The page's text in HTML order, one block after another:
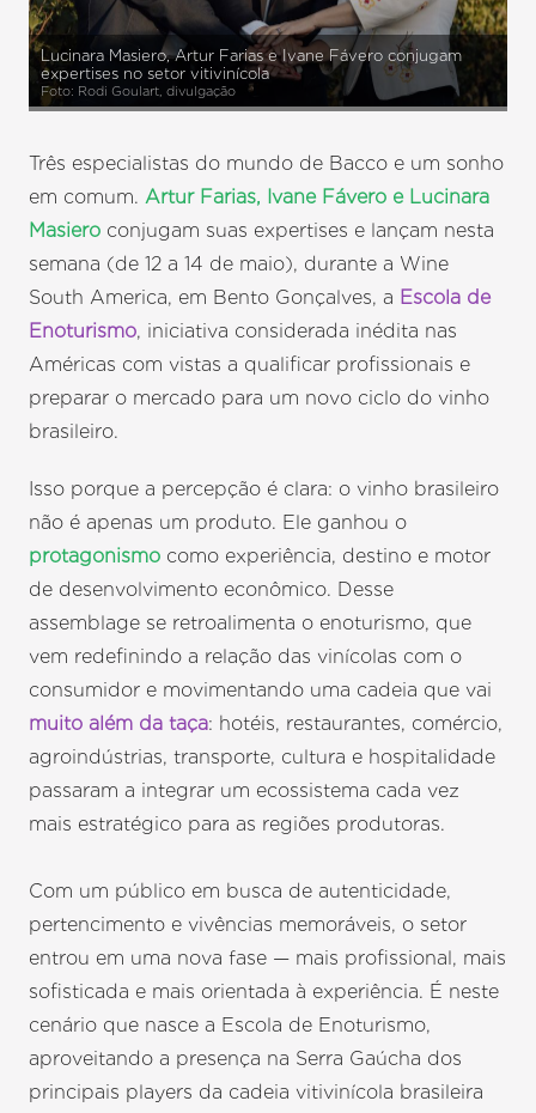
Lucinara Masiero, Artur Farias e Ivane Fávero conjugam
expertises no setor vitivinícola
Foto: Rodi Goulart, divulgação
Três especialistas do mundo de Bacco e um sonho
em comum. Artur Farias, Ivane Fávero e Lucinara
Masiero conjugam suas expertises e lançam nesta
semana (de 12 a 14 de maio), durante a Wine
South America, em Bento Gonçalves, a Escola de
Enoturismo, iniciativa considerada inédita nas
Américas com vistas a qualificar profissionais e
preparar o mercado para um novo ciclo do vinho
brasileiro.
Isso porque a percepção é clara: o vinho brasileiro
não é apenas um produto. Ele ganhou o
protagonismo como experiência, destino e motor
de desenvolvimento econômico. Desse
assemblage se retroalimenta o enoturismo, que
vem redefinindo a relação das vinícolas com o
consumidor e movimentando uma cadeia que vai
muito além da taça: hotéis, restaurantes, comércio,
agroindústrias, transporte, cultura e hospitalidade
passaram a integrar um ecossistema cada vez
mais estratégico para as regiões produtoras.
Com um público em busca de autenticidade,
pertencimento e vivências memoráveis, o setor
entrou em uma nova fase — mais profissional, mais
sofisticada e mais orientada à experiência. É neste
cenário que nasce a Escola de Enoturismo,
aproveitando a presença na Serra Gaúcha dos
principais players da cadeia vitivinícola brasileira